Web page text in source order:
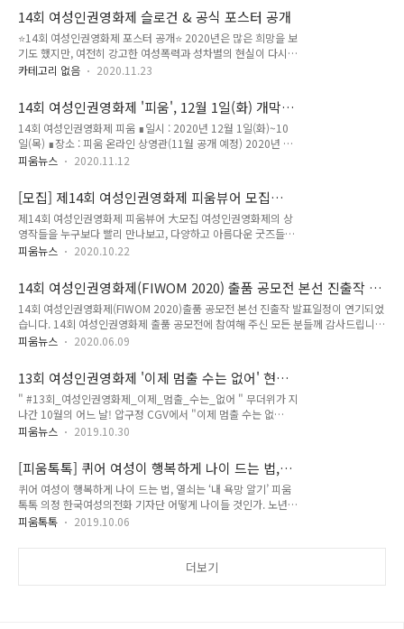
듬의 기타 연주, 노래, 춤을 선보이는 예술적 표현이다. 플라멩코
특유의 격렬..
영/색보정 - 오희원 조연출/미술 - 류현아 촬영부 - 최윤주 동시녹음/믹싱 - 오세연
[출연] 자영 - 김자영 민애 - 오민애
14회 여성인권영화제 슬로건 & 공식 포스터 공개
⭐14회 여성인권영화제 포스터 공개⭐ 2020년은 많은 희망을 보
기도 했지만, 여전히 강고한 여성폭력과 성차별의 현실이 다시금
드러난 해이기도 했습니다. 많은 분노를 느끼는 요즘이지만 우리
을 담은 올해의 슬로건과 포스터를 공개합니다! ■ 14회 여성인
권영화제 ▪ 슬로건 : 우린 흔들리지 않지 ▪ 기 간 : 2020년 12월
1일(화)~10일(목) ▪ 장 소 : 온라인 상영관 (추후 공개 예정 / 전
편 무료상영) ▪ 주 최 : (사)한국여성의전화
카테고리 없음 2020.11.23
14회 여성인권영화제 '피움', 12월 1일(화) 개막
예정
14회 여성인권영화제 피움 ∎일시 : 2020년 12월 1일(화)~10
일(목) ∎장소 : 피움 온라인 상영관(11월 공개 예정) 2020년 12
월 1일(화)~10일(목), 14회 여성인권영화제가 진행됩니다! 전
실 수 있습니다:) 특별히 올해는 역대 상영작 증 엄선한 영화를
앵콜 상영합니다. 여성 인권 관련 다양한 주제의 영화를 '피움'에
서 만나보세요! 온라인 상영관은 11월 말에 공개됩니다. 예매 오
픈을 기다려주세요! 14회 여성인권영화제, 2배로 즐기는 방법
하나, 개막식, 폐막식 함께 하기 둘, '감독과의 대화' & '피움톡
개되는 인스타그램, 페이스북 이벤트 참여해서 선물 받기
피움뉴스 2020.11.12
[모집] 제14회 여성인권영화제 피움뷰어 모집
(~10/28)
제14회 여성인권영화제 피움뷰어 大모집 여성인권영화제의 상
영작들을 누구보다 빨리 만나보고, 다양하고 아름다운 굿즈들까
지 받아볼 수 있는 대외활동이 있다?! 폭력과 차별이 난무하는
고 싶은데 도무지 뭘 해야할지 모르겠는 바로 당신‘피움뷰어’로
지원하신다면, 확실하게 모시겠습니다! 신청 링크 :
https://forms.gle/KQsmUvfk7zgkDvS69 * 구글 로그인 후
작성 가능 신청 기간 : ~10월 28일(수) 합격자 발표 : 10월 29일
(목) "일상적으로 일어나는 여성폭력의 현실과 심각성을 알리고
성의전화 주최로 2006년에 시작된 여성인권영화제 피움이 오는
12월, 14회..
피움뉴스 2020.10.22
14회 여성인권영화제(FIWOM 2020) 출품 공모전 본선 진출작 발
표일정이 연기되었습니다.
14회 여성인권영화제(FIWOM 2020)출품 공모전 본선 진출작 발표일정이 연기되었
습니다. 14회 여성인권영화제 출품 공모전에 참여해 주신 모든 분들께 감사드립니
다. 이번 출품 공모전 본선 진출작 발표를 5월 중 발표 예정이었으나, 코로나바이러
출작 발표 일정이 연기되었습니다. 이에 변경된 본선 진출작 발표 일정을 재공지 드
리며, 참여해 주신 분들의 양해에 감사드립니다. 더불어 6월 24일(수)~6월 28일(일)
까지 개최 예정이었던 14회 여성인권영화제가 코로나바이러스감염증(COVID-19)
확산으로 8월로 일정이 변경되었음을 알려드립니다. 정확한 개최 일정은 추후 공지
예정이오니, 여성인권영화제 홈페이지와 SNS를 참고..
피움뉴스 2020.06.09
13회 여성인권영화제 '이제 멈출 수는 없어' 현장
후기
" #13회_여성인권영화제_이제_멈출_수는_없어 " 무더위가 지
나간 10월의 어느 날! 압구정 CGV에서 "이제 멈출 수는 없
어"라는 슬로건으로 5일간 13회 여성인권영화제가 열렸습니다.
트레일러 못 보신 분이 있다면 지금이 바로 기회! ▼▼ 13회 여
성인권영화제 트레일러 다시 보기! ▼▼
https://www.youtube.com/watch?v=FyPRMykut8E " 여
러분 안녕하세요-! " 여성인권영화제 수석 프로그래머 란희 님의
진행으로 영화제의 막을 올리는 개막식이 진행되었습니다. 언제
피움뉴스 2019.10.30
[피움톡톡] 퀴어 여성이 행복하게 나이 드는 법,
열쇠는 ‘내 욕망 알기’
퀴어 여성이 행복하게 나이 드는 법, 열쇠는 ‘내 욕망 알기’ 피움
톡톡 의정 한국여성의전화 기자단 어떻게 나이들 것인가. 노년
여성의 삶을 다룬 제13회 여성인권영화제 상영작 , 의 상영 이후
정이 ‘여성, 성소수자의 노후에 대한 빈곤한 상상력을 넘어서’라
피움톡톡 2019.10.06
더보기